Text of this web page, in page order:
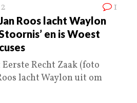
1
Roos lacht Waylon
en is Woest
Recht Zaak (foto
lacht Waylon uit om